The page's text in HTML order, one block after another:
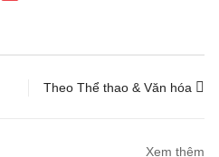
Theo Thể thao & Văn hóa
Xem thêm